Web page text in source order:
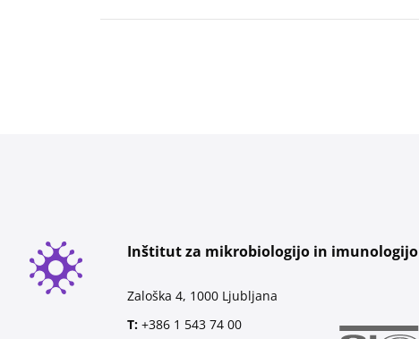
Inštitut za mikrobiologijo in imunologijo
Zaloška 4, 1000 Ljubljana
T: +386 1 543 74 00